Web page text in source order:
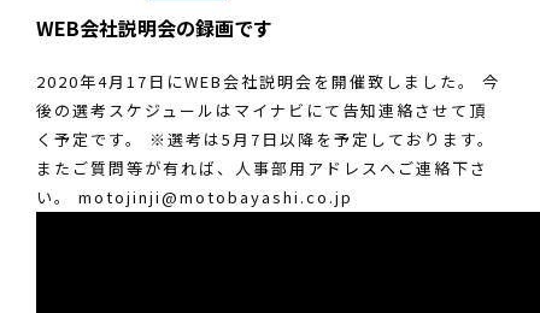
WEB会社説明会の録画です
2020年4月17日にWEB会社説明会を開催致しました。 今
後の選考スケジュールはマイナビにて告知連絡させて頂
く予定です。 ※選考は5月7日以降を予定しております。
またご質問等が有れば、人事部用アドレスへご連絡下さ
い。 motojinji@motobayashi.co.jp